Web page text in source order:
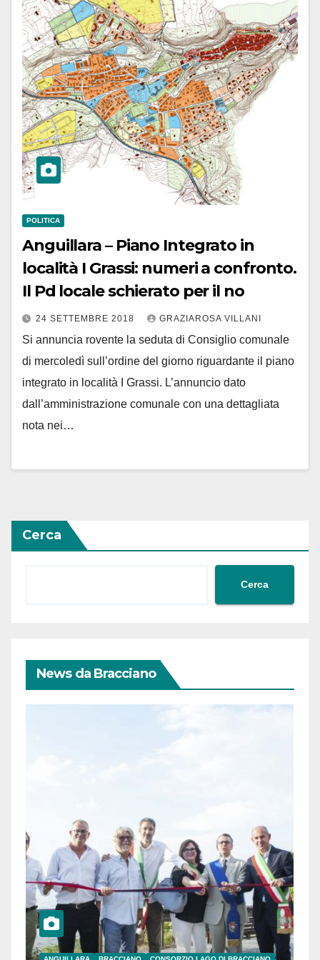
POLITICA
Anguillara – Piano Integrato in
località I Grassi: numeri a confronto.
Il Pd locale schierato per il no
24 SETTEMBRE 2018 GRAZIAROSA VILLANI
Si annuncia rovente la seduta di Consiglio comunale
di mercoledì sull’ordine del giorno riguardante il piano
integrato in località I Grassi. L’annuncio dato
dall’amministrazione comunale con una dettagliata
nota nei…
Cerca
Cerca
News da Bracciano